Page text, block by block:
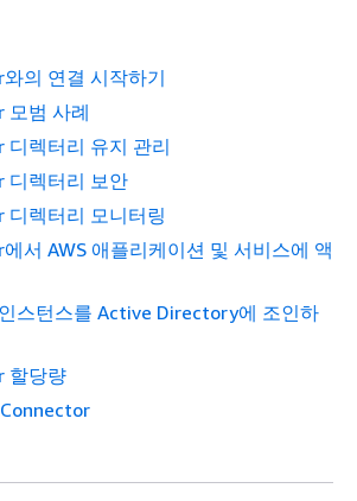
의 연결 시작하기
모범 사례
디렉터리 유지 관리
디렉터리 보안
디렉터리 모니터링
서 AWS 애플리케이션 및 서비스에 액
스턴스를 Active Directory에 조인하
할당량